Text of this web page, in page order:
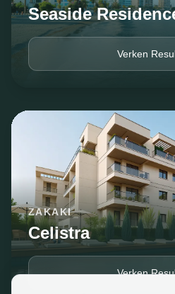
Seaside
Verken
ZAKAKI
Celistra
Verken